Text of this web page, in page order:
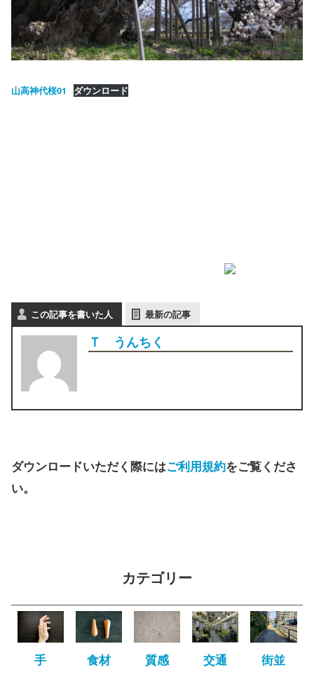
山高神代桜01 ダウンロード
この記事を書いた人 最新の記事
Ｔ うんちく
ダウンロードいただく際にはご利用規約をご覧くださ
い。
カテゴリー
手 食材 質感 交通 街並